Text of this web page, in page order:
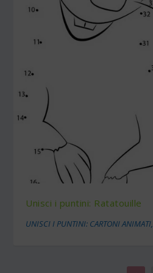
Unisci i puntini: Ratatouille
UNISCI I PUNTINI: CARTONI ANIMATI,